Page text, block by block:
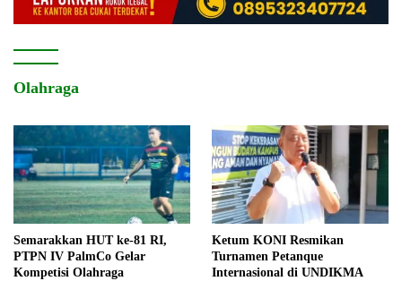
Olahraga
Semarakkan HUT ke-81 RI,
PTPN IV PalmCo Gelar
Kompetisi Olahraga
Ketum KONI Resmikan
Turnamen Petanque
Internasional di UNDIKMA